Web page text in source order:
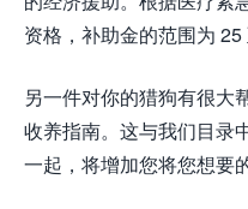
资格，补助金的范围为 25
另一件对你的猎狗有很大
收养指南。这与我们目录
一起，将增加您将您想要